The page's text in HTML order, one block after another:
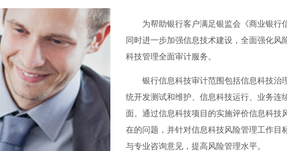
为帮助银行客户满足银监会《商业银行
同时进一步加强信息技术建设，全面强化风
科技管理全面审计服务。
银行信息科技审计范围包括信息科技治
统开发测试和维护、信息科技运行、业务连
面。通过信息科技项目的实施评价信息科技
在的问题，并针对信息科技风险管理工作目
与专业咨询意见，提高风险管理水平。